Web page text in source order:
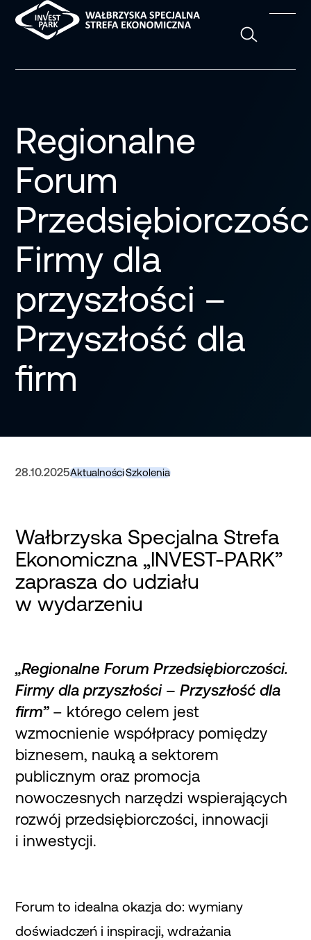
Regionalne
Forum
Firmy dla
przyszłości –
Przyszłość dla
firm
28.10.2025AktualnościSzkolenia
Wałbrzyska Specjalna Strefa
Ekonomiczna „INVEST-PARK”
zaprasza do udziału
w wydarzeniu
„Regionalne Forum Przedsiębiorczości.
Firmy dla przyszłości – Przyszłość dla
firm” – którego celem jest
wzmocnienie współpracy pomiędzy
biznesem, nauką a sektorem
publicznym oraz promocja
nowoczesnych narzędzi wspierających
rozwój przedsiębiorczości, innowacji
i inwestycji.
Forum to idealna okazja do: wymiany
doświadczeń i inspiracji, wdrażania